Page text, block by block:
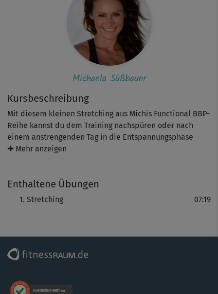
Kursbeschreibung
Mit diesem kleinen Stretching aus Michis Functional BBP-
Reihe kannst du dem Training nachspüren oder nach
einem anstrengenden Tag in die Entspannungsphase
finden. Michi zeigt dir im ersten Part eine Übungsreihe im
immer wieder der Länge nach auf. Auf der Matte dehnst
du dich im zweiten Teil weiter mit Katzenbuckel,
Stretching im Ausfallschritt, aktivem Schaukeln in
gut tut. So kannst du noch gezielter relaxen!
✚ Mehr anzeigen
Enthaltene Übungen
Stretching 07:19
Michaela Süßbauer